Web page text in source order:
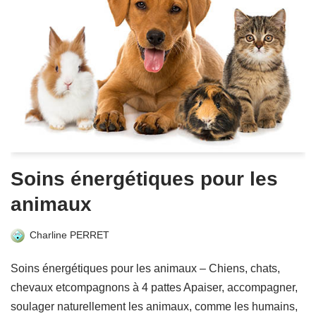
Soins énergétiques pour les
animaux
Charline PERRET
Soins énergétiques pour les animaux – Chiens, chats,
chevaux etcompagnons à 4 pattes Apaiser, accompagner,
soulager naturellement les animaux, comme les humains,